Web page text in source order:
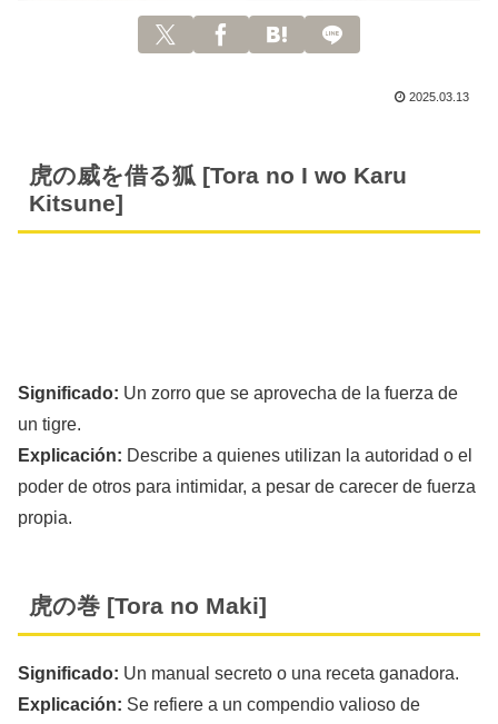
2025.03.13
虎の威を借る狐 [Tora no I wo Karu
Kitsune]
Significado: Un zorro que se aprovecha de la fuerza de
un tigre.
Explicación: Describe a quienes utilizan la autoridad o el
poder de otros para intimidar, a pesar de carecer de fuerza
propia.
虎の巻 [Tora no Maki]
Significado: Un manual secreto o una receta ganadora.
Explicación: Se refiere a un compendio valioso de